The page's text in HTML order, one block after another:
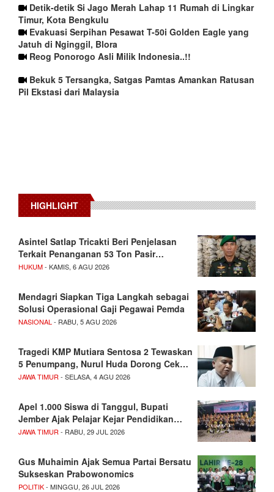
Detik-detik Si Jago Merah Lahap 11 Rumah di Lingkar
Timur, Kota Bengkulu
Evakuasi Serpihan Pesawat T-50i Golden Eagle yang
Jatuh di Nginggil, Blora
Reog Ponorogo Asli Milik Indonesia..!!
Bekuk 5 Tersangka, Satgas Pamtas Amankan Ratusan
Pil Ekstasi dari Malaysia
HIGHLIGHT
Asintel Satlap Tricakti Beri Penjelasan
Terkait Penanganan 53 Ton Pasir…
HUKUM- KAMIS, 6 AGU 2026
Mendagri Siapkan Tiga Langkah sebagai
Solusi Operasional Gaji Pegawai Pemda
NASIONAL - RABU, 5 AGU 2026
Tragedi KMP Mutiara Sentosa 2 Tewaskan
5 Penumpang, Nurul Huda Dorong Cek…
JAWA TIMUR - SELASA, 4 AGU 2026
Apel 1.000 Siswa di Tanggul, Bupati
Jember Ajak Pelajar Kejar Pendidikan…
JAWA TIMUR - RABU, 29 JUL 2026
Gus Muhaimin Ajak Semua Partai Bersatu
Sukseskan Prabowonomics
POLITIK- MINGGU, 26 JUL 2026